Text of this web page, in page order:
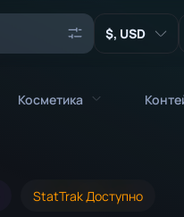
, USD
Косметика
Наклейки
StatTrak Доступно